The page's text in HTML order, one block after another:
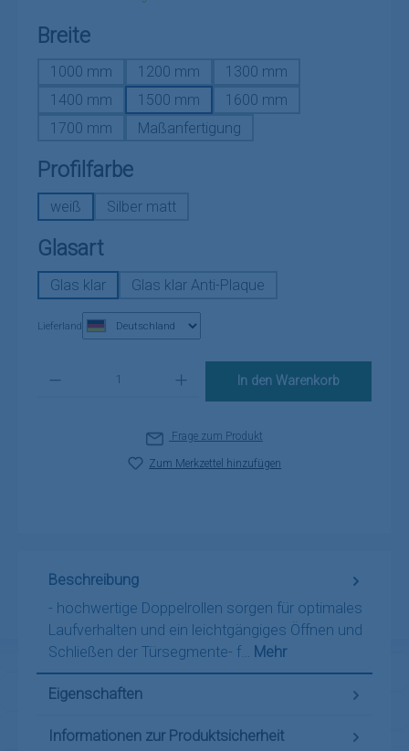
Breiteauswählen
1000 mm 1200 mm
1300 mm
1400 mm
1500 mm
1600 mm
1700 mm
Maßanfertigung
Profilfarbeauswählen
weiß Silber matt
Glasartauswählen
Glas klar Glas klar Anti-Plaque
Lieferland
In den Warenkorb
Frage zum Produkt
Zum Merkzettel hinzufügen
Beschreibung
- hochwertige Doppelrollen sorgen für optimales
Laufverhalten und ein leichtgängiges Öffnen und
Schließen der Türsegmente- f… Mehr
Eigenschaften
Informationen zur Produktsicherheit